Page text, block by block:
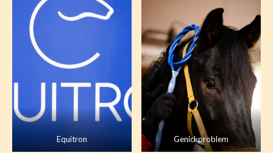
Equitron Genickproblem